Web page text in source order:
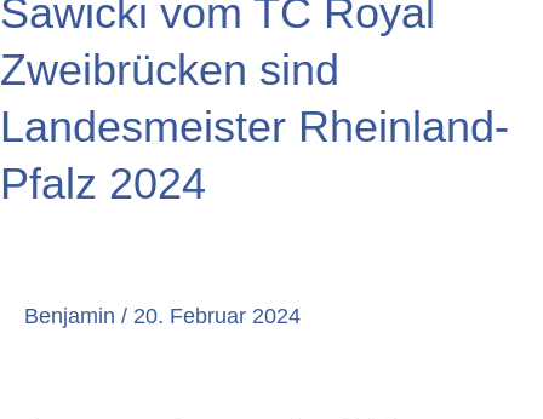
Sawicki vom TC Royal
Zweibrücken sind
Landesmeister Rheinland-
Pfalz 2024
Benjamin / 20. Februar 2024
Michael
Sawicki
vom
TC
Royal
Zweibrücken
sind